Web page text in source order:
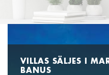
VILLAS SÄLJES I
BANUS